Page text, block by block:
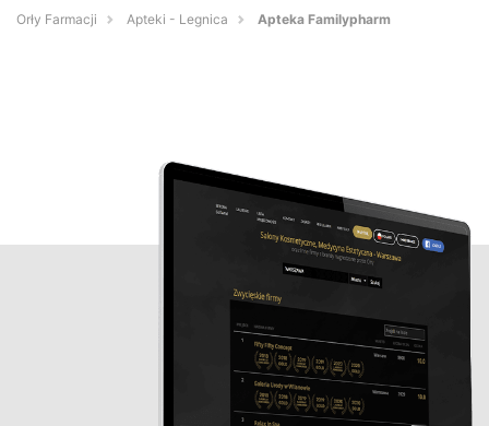
Orły Farmacji Apteki - Legnica Apteka Familypharm